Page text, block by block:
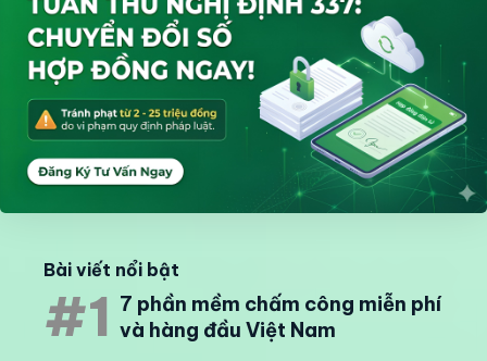
Bài viết nổi bật
#1 7 phần mềm chấm công miễn phí
và hàng đầu Việt Nam